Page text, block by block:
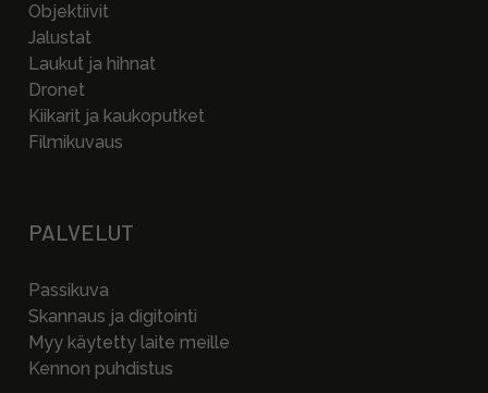
Objektiivit
Jalustat
Laukut ja hihnat
Dronet
Kiikarit ja kaukoputket
Filmikuvaus
PALVELUT
Passikuva
Skannaus ja digitointi
Myy käytetty laite meille
Kennon puhdistus